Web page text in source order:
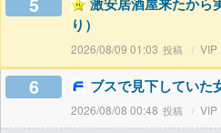
り）
2026/08/09 01:03 VIP
6 ブスで見下していた
2026/08/08 00:48 VIP